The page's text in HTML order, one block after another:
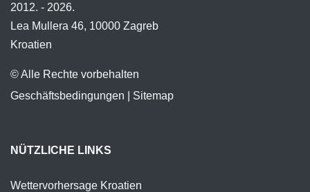
2012. - 2026.
Lea Mullera 46, 10000 Zagreb
Kroatien
© Alle Rechte vorbehalten
Geschäftsbedingungen
Sitemap
NÜTZLICHE LINKS
Wettervorhersage Kroatien